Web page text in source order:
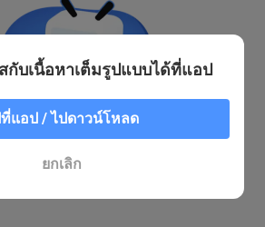
กับเนื้อหาเต็มรูปแบบได้ที่แอป
แอป / ไปดาวน์โหลด
ยกเลิก